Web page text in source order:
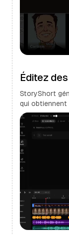
Éditez
StoryShort
qui obtiennent